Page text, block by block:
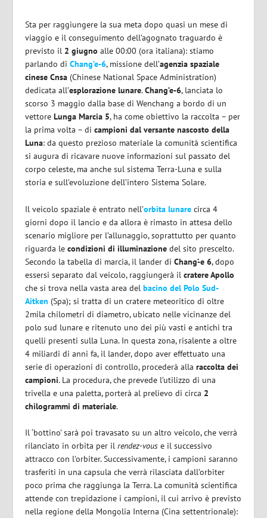
Sta per raggiungere la sua meta dopo quasi un mese di
viaggio e il conseguimento dell’agognato traguardo è
previsto il 2 giugno alle 00:00 (ora italiana): stiamo
parlando di Chang’e-6, missione dell’agenzia spaziale
cinese Cnsa (Chinese National Space Administration)
dedicata all’esplorazione lunare.Chang’e-6, lanciata lo
scorso 3 maggio dalla base di Wenchang a bordo di un
vettoreLunga Marcia 5, ha come obiettivo la raccolta – per
la prima volta – dicampioni dal versante nascosto della
Luna: da questo prezioso materiale la comunità scientifica
si augura di ricavare nuove informazioni sul passato del
corpo celeste, ma anche sul sistema Terra-Luna e sulla
storia e sull’evoluzione dell’intero Sistema Solare.
Il veicolo spaziale è entrato nell’orbita lunare circa 4
giorni dopo il lancio e da allora è rimasto in attesa dello
scenario migliore per l’allunaggio, soprattutto per quanto
riguarda lecondizioni di illuminazione del sito prescelto.
Secondo la tabella di marcia, il lander diChang’-e 6, dopo
essersi separato dal veicolo, raggiungerà ilcratere Apollo
che si trova nella vasta area del bacino del Polo Sud-
Aitken (Spa); si tratta di un cratere meteoritico di oltre
2mila chilometri di diametro, ubicato nelle vicinanze del
polo sud lunare e ritenuto uno dei più vasti e antichi tra
quelli presenti sulla Luna. In questa zona, risalente a oltre
4 miliardi di anni fa, il lander, dopo aver effettuato una
serie di operazioni di controllo, procederà allaraccolta dei
campioni. La procedura, che prevede l’utilizzo di una
trivella e una paletta, porterà al prelievo di circa 2
chilogrammi di materiale.
Il ‘bottino’ sarà poi travasato su un altro veicolo, che verrà
rilanciato in orbita per ilrendez-vous e il successivo
attracco con l’orbiter. Successivamente, i campioni saranno
trasferiti in una capsula che verrà rilasciata dall’orbiter
poco prima che raggiunga la Terra. La comunità scientifica
attende con trepidazione i campioni, il cui arrivo è previsto
nella regione della Mongolia Interna (Cina settentrionale):